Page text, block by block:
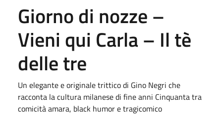
Giorno di nozze –
Vieni qui Carla – Il tè
delle tre
Un elegante e originale trittico di Gino Negri che
racconta la cultura milanese di fine anni Cinquanta tra
comicità amara, black humor e tragicomico